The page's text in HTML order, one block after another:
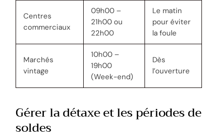
Centres
commerciaux
09h00 –
21h00 ou
22h00
Le matin
pour éviter
la foule
Marchés
vintage
10h00 –
19h00
(Week-end)
Dès
l’ouverture
Gérer la détaxe et les périodes de
soldes